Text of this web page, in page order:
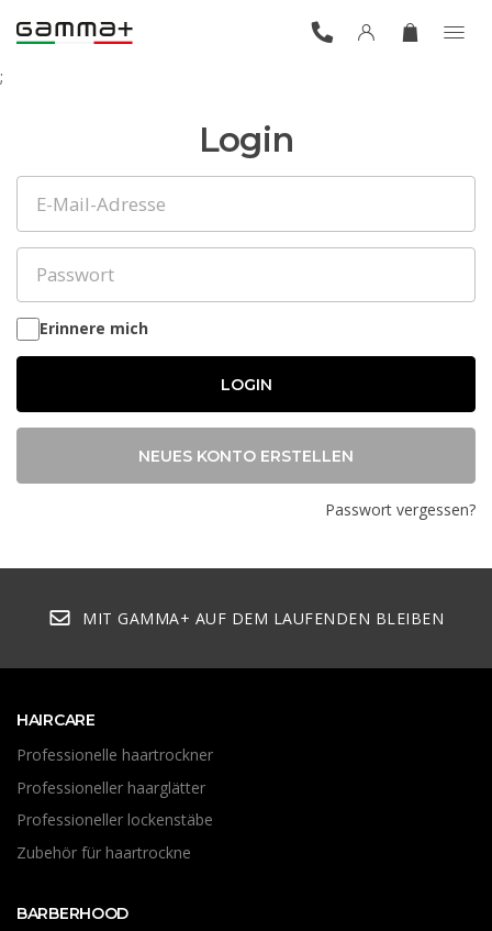
;
Login
Erinnere mich
LOGIN
NEUES KONTO ERSTELLEN
Passwort vergessen?
MIT GAMMA+ AUF DEM LAUFENDEN BLEIBEN
HAIRCARE
Professionelle haartrockner
Professioneller haarglätter
Professioneller lockenstäbe
Zubehör für haartrockne
BARBERHOOD